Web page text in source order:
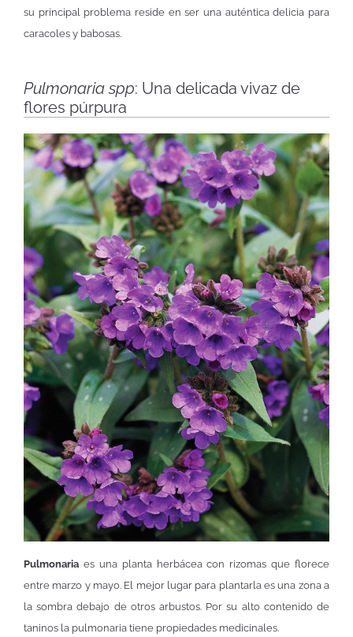
su principal problema reside en ser una auténtica delicia para
caracoles y babosas.
Pulmonaria spp: Una delicada vivaz de
flores púrpura
Pulmonaria es una planta herbácea con rizomas que florece
entre marzo y mayo. El mejor lugar para plantarla es una zona a
la sombra debajo de otros arbustos. Por su alto contenido de
taninos la pulmonaria tiene propiedades medicinales.